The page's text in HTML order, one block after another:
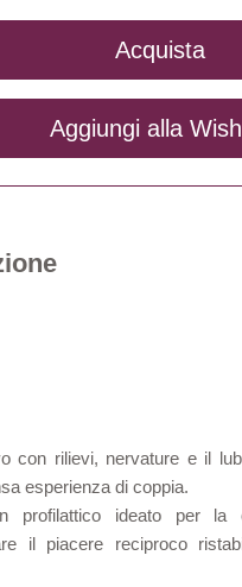
Acquista
Aggiungi alla
con rilievi, nervature e il
esperienza di coppia.
profilattico ideato per la
il piacere reciproco